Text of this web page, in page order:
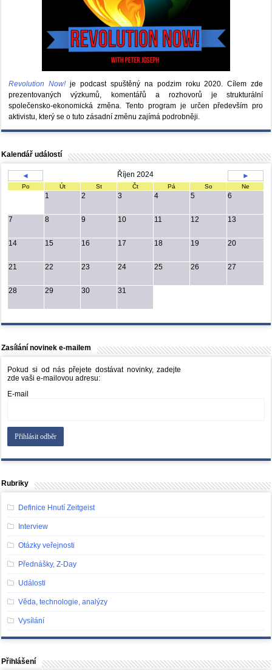
Revolution Now! je podcast spuštěný na podzim roku 2020.Cílem zde
prezentovaných výzkumů, komentářů a rozhovorů je strukturální
společensko-ekonomická změna. Tento program je určen především pro
aktivistu, který se o tuto zásadní změnu zajímá podrobněji.
Kalendář událostí
◄ Říjen 2024 ►
Po Út St Čt Pá So Ne
1 2 3 4 5 6
7 8 9 10 11 12 13
14 15 16 17 18 19 20
21 22 23 24 25 26 27
28 29 30 31
Zasílání novinek e-mailem
Pokud si od nás přejete dostávat novinky, zadejte
zde vaši e-mailovou adresu:
E-mail
Rubriky
Definice Hnutí Zeitgeist
Interview
Otázky veřejnosti
Přednášky, Z-Day
Události
Věda, technologie, analýzy
Vysílání
Přihlášení